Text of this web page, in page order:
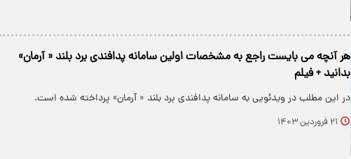
هر آنچه می بایست راجع به مشخصات اولین سامانه پدافندی برد بلند « آرمان»
بدانید + فیلم
در این مطلب در ویدئویی به سامانه پدافندی برد بلند « آرمان» پرداخته شده است.
۲۱ فروردین ۱۴۰۳